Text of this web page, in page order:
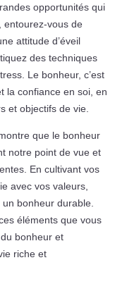
opportunités qui
entourez-vous de
attitude d’éveil
des techniques
Le bonheur, c’est
la confiance en soi, en
et objectifs de vie.
que le bonheur
notre point de vue et
En cultivant vos
avec vos valeurs,
bonheur durable.
éléments que vous
bonheur et
riche et